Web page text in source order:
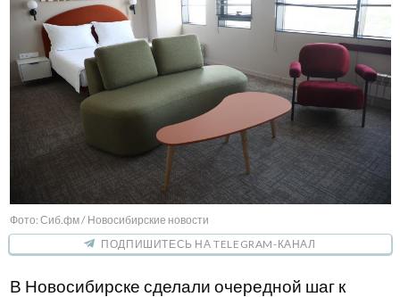
Фото: Сиб.фм / Новосибирские новости
ПОДПИШИТЕСЬ НА TELEGRAM-КАНАЛ
В Новосибирске сделали очередной шаг к